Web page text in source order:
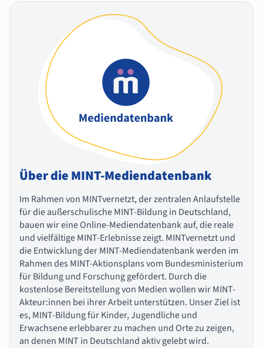
Über die MINT-Mediendatenbank
Im Rahmen von MINTvernetzt, der zentralen Anlaufstelle
für die außerschulische MINT-Bildung in Deutschland,
bauen wir eine Online-Mediendatenbank auf, die reale
und vielfältige MINT-Erlebnisse zeigt. MINTvernetzt und
die Entwicklung der MINT-Mediendatenbank werden im
Rahmen des MINT-Aktionsplans vom Bundesministerium
für Bildung und Forschung gefördert. Durch die
kostenlose Bereitstellung von Medien wollen wir MINT-
Akteur:innen bei ihrer Arbeit unterstützen. Unser Ziel ist
es, MINT-Bildung für Kinder, Jugendliche und
Erwachsene erlebbarer zu machen und Orte zu zeigen,
an denen MINT in Deutschland aktiv gelebt wird.